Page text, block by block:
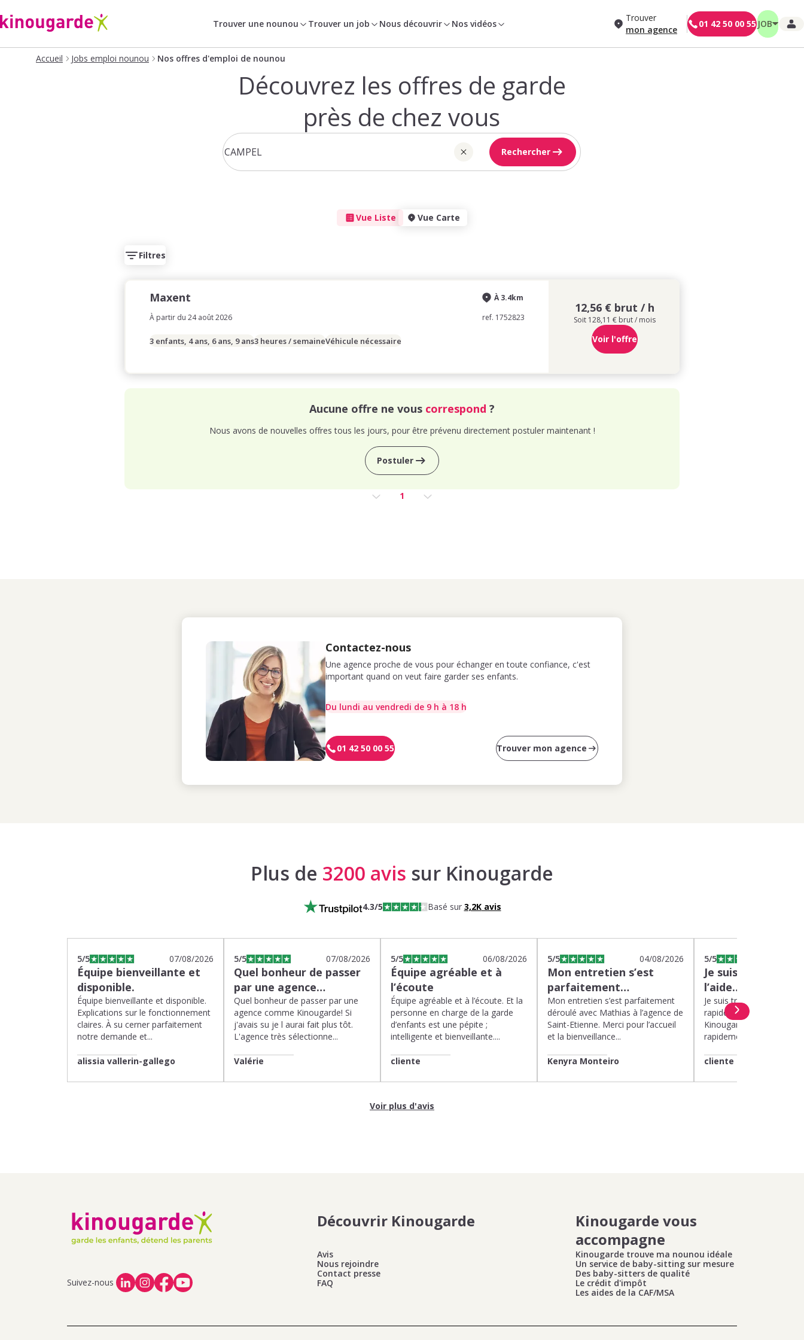
Trouver une nounou Trouver un job Nous découvrir Nos vidéos
Trouver
mon agence
01 42 50 00 55 JOB
Accueil Jobs emploi nounou Nos offres d'emploi de nounou
Découvrez les offres de garde
près de chez vous
Rechercher
Vue Liste Vue Carte
Filtres
Maxent
À partir du 24 août 2026
À 3.4km
ref. 1752823
3 enfants, 4 ans, 6 ans, 9 ans3 heures / semaineVéhicule nécessaire
12,56 € brut / h
Soit 128,11 € brut / mois
Voir l'offre
Aucune offre ne vous correspond ?
Nous avons de nouvelles offres tous les jours, pour être prévenu directement postuler maintenant !
Postuler
1
Contactez-nous
Une agence proche de vous pour échanger en toute confiance, c'est
important quand on veut faire garder ses enfants.
Du lundi au vendredi de 9 h à 18 h
01 42 50 00 55 Trouver mon agence
Plus de 3200 avis sur Kinougarde
4.3/5 Basé sur 3,2Kavis
5/5 07/08/2026
Équipe bienveillante et
disponible.
Équipe bienveillante et disponible.
Explications sur le fonctionnement
claires. À su cerner parfaitement
notre demande et...
alissia vallerin-gallego
5/5 07/08/2026
Quel bonheur de passer
par une agence…
Quel bonheur de passer par une
agence comme Kinougarde! Si
j'avais su je l aurai fait plus tôt.
L'agence très sélectionne...
Valérie
5/5 06/08/2026
Équipe agréable et à
l’écoute
Équipe agréable et à l’écoute. Et la
personne en charge de la garde
d’enfants est une pépite ;
intelligente et bienveillante....
cliente
5/5 04/08/2026
Mon entretien s’est
parfaitement…
Mon entretien s’est parfaitement
déroulé avec Mathias à l’agence de
Saint-Etienne. Merci pour l’accueil
et la bienveillance...
Kenyra Monteiro
5/5
Je suis très
l’aide…
Je suis très satisfaite de
rapide et efficace
Kinougarde. On m’a
rapidement et une
cliente
Voir plus d'avis
Suivez-nous
Découvrir Kinougarde
Avis
Nous rejoindre
Contact presse
FAQ
Kinougarde vous
accompagne
Kinougarde trouve ma nounou idéale
Un service de baby-sitting sur mesure
Des baby-sitters de qualité
Le crédit d'impôt
Les aides de la CAF/MSA